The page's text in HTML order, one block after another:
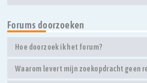
Forums doorzoeken
Hoe doorzoek ik het forum?
Waarom levert mijn zoekopdracht geen